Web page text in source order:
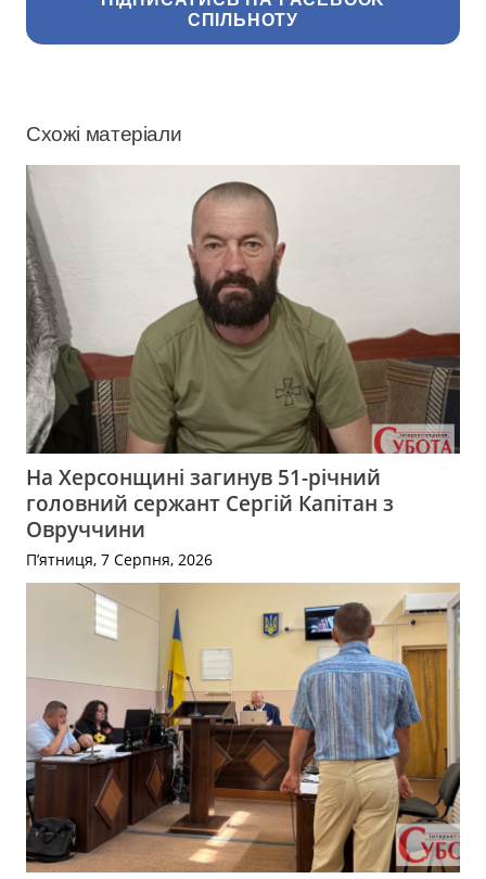
СПІЛЬНОТУ
Схожі матеріали
На Херсонщині загинув 51-річний
головний сержант Сергій Капітан з
Овруччини
П’ятниця, 7 Серпня, 2026